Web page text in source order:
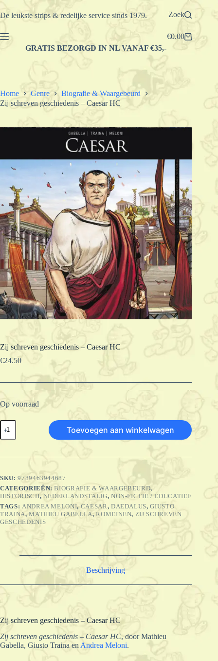
Ga
naar
De leukste strips & redelijke service sinds 1979. Zoek
Winkelwagen
€0.00
GRATIS BEZORGD IN NL VANAF €35,-
Home Genre
Biografie & Waargebeurd
Zij schreven geschiedenis – Caesar HC
Zij schreven geschiedenis – Caesar HC
€24.50
Op voorraad
Zij
schreven
geschiedenis
Caesar
Toevoegen aan winkelwagen
SKU:9789463944687
CATEGORIEËN:BIOGRAFIE & WAARGEBEURD,
HISTORISCH, NEDERLANDSTALIG, NON-FICTIE / EDUCATIEF
TAGS: ANDREA MELONI, CAESAR, DAEDALUS,GIUSTO
TRAINA,MATHIEU GABELLA,ROMEINEN, ZIJ SCHREVEN
GESCHEDENIS
Beschrijving
Zij schreven geschiedenis – Caesar HC
Zij schreven geschiedenis – Caesar HC, door Mathieu
Gabella, Giusto Traina en Andrea Meloni.